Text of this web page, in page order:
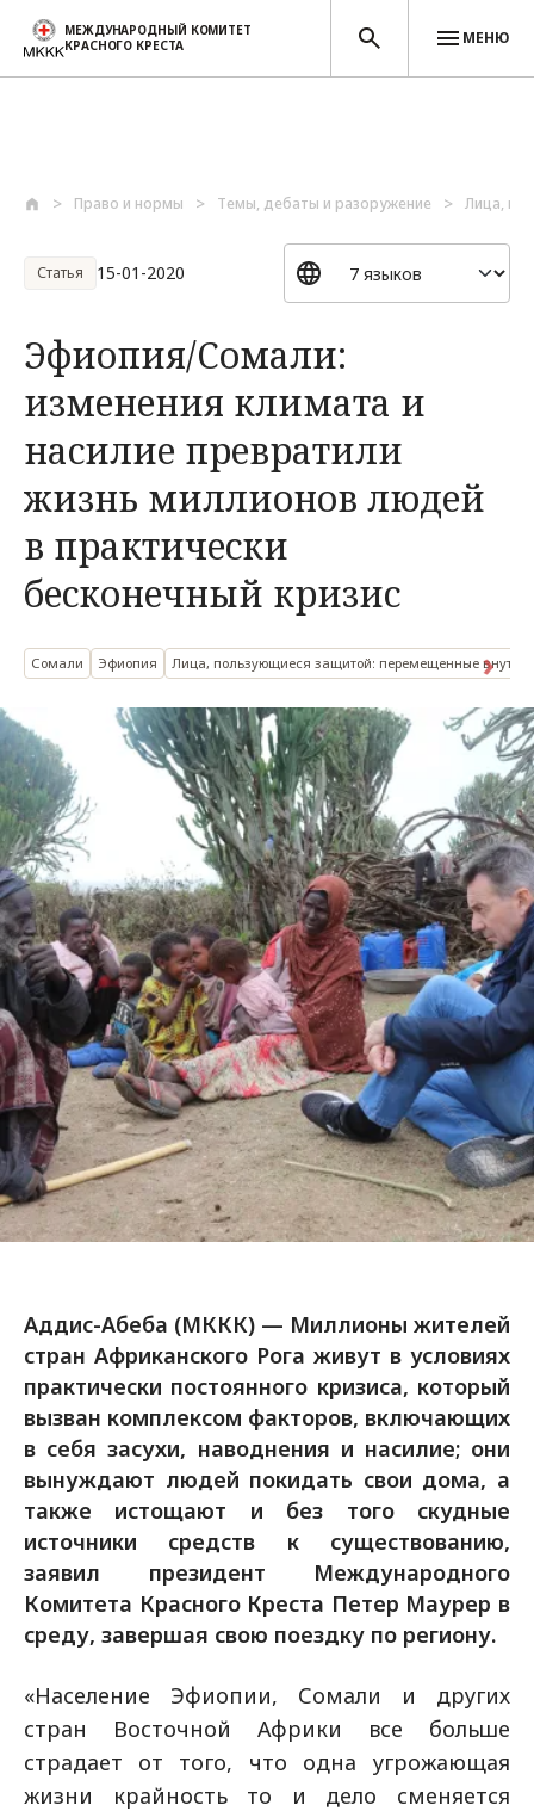
МЕЖДУНАРОДНЫЙ КОМИТЕТ
КРАСНОГО КРЕСТА
МЕНЮ
Право и нормы Темы, дебаты и разоружение Лица,
Статья 15-01-2020
Эфиопия/Сомали:
изменения климата и
насилие превратили
жизнь миллионов людей
в практически
бесконечный кризис
Сомали Эфиопия Лица, пользующиеся защитой: перемещенные внутри
Аддис-Абеба (МККК) — Миллионы жителей
стран Африканского Рога живут в условиях
практически постоянного кризиса, который
вызван комплексом факторов, включающих
в себя засухи, наводнения и насилие; они
вынуждают людей покидать свои дома, а
также истощают и без того скудные
источники средств к существованию,
заявил президент Международного
Комитета Красного Креста Петер Маурер в
среду, завершая свою поездку по региону.
«Население Эфиопии, Сомали и других
стран Восточной Африки все больше
страдает от того, что одна угрожающая
жизни крайность то и дело сменяется